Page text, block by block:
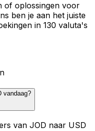
of oplossingen voor
ben je aan het juiste
in 130 valuta's
vandaag?
van JOD naar USD